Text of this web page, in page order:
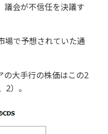
議会が不信任を決議す
場で予想されていた通
の大手行の株価はこの2
）。